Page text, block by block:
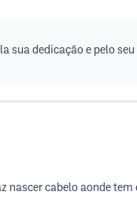
sua dedicação e pelo
cabelo aonde